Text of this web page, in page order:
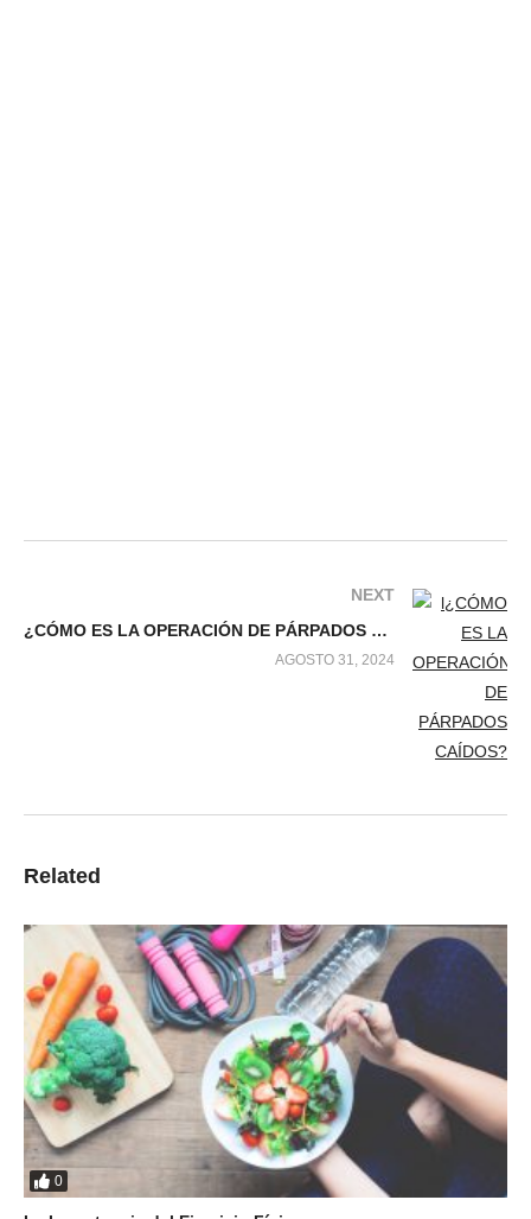
NEXT
¿CÓMO ES LA OPERACIÓN DE PÁRPADOS CAÍDOS?
AGOSTO 31, 2024
Related
0